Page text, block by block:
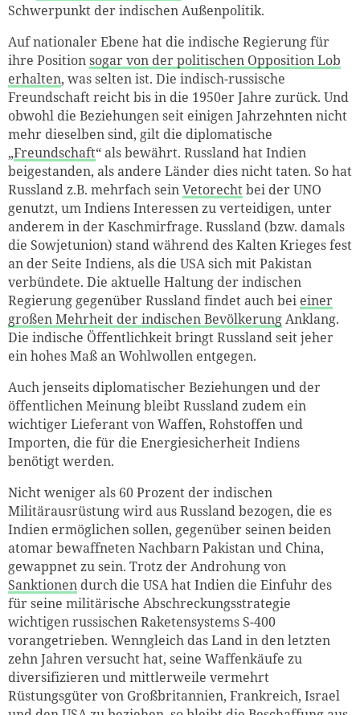
Schwerpunkt der indischen Außenpolitik.
Auf nationaler Ebene hat die indische Regierung für
ihre Positionsogar von der politischen Opposition Lob
erhalten, was selten ist. Die indisch-russische
Freundschaft reicht bis in die 1950er Jahre zurück. Und
obwohl die Beziehungen seit einigen Jahrzehnten nicht
mehr dieselben sind, gilt die diplomatische
„Freundschaft“ als bewährt. Russland hat Indien
beigestanden, als andere Länder dies nicht taten. So hat
Russland z.B. mehrfach seinVetorechtbei der UNO
genutzt, um Indiens Interessen zu verteidigen, unter
anderem in der Kaschmirfrage. Russland (bzw. damals
die Sowjetunion) stand während des Kalten Krieges fest
an der Seite Indiens, als die USA sich mit Pakistan
verbündete. Die aktuelle Haltung der indischen
Regierung gegenüber Russland findet auch bei einer
großen Mehrheit der indischen BevölkerungAnklang.
Die indische Öffentlichkeit bringt Russland seit jeher
ein hohes Maß an Wohlwollen entgegen.
Auch jenseits diplomatischer Beziehungen und der
öffentlichen Meinung bleibt Russland zudem ein
wichtiger Lieferant von Waffen, Rohstoffen und
Importen, die für die Energiesicherheit Indiens
benötigt werden.
Nicht weniger als 60 Prozent der indischen
Militärausrüstung wird aus Russland bezogen, die es
Indien ermöglichen sollen, gegenüber seinen beiden
atomar bewaffneten Nachbarn Pakistan und China,
gewappnet zu sein. Trotz der Androhung von
Sanktionen durch die USA hat Indien die Einfuhr des
für seine militärische Abschreckungsstrategie
wichtigen russischen Raketensystems S-400
vorangetrieben. Wenngleich das Land in den letzten
zehn Jahren versucht hat, seine Waffenkäufe zu
diversifizieren und mittlerweile vermehrt
Rüstungsgüter von Großbritannien, Frankreich, Israel